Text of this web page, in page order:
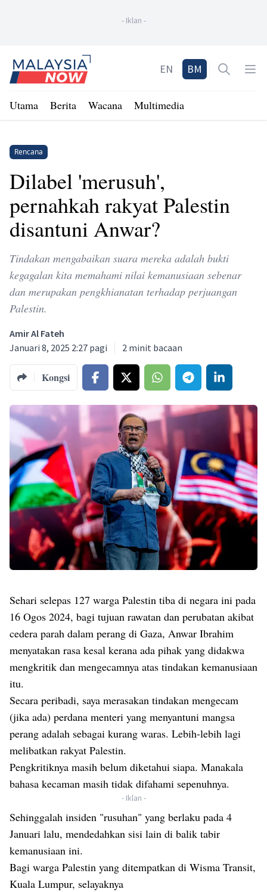
- Iklan -
Home
EN BM Open
Utama Berita Wacana Multimedia
Rencana
Dilabel 'merusuh',
pernahkah rakyat Palestin
disantuni Anwar?
Tindakan mengabaikan suara mereka adalah bukti
kegagalan kita memahami nilai kemanusiaan sebenar
dan merupakan pengkhianatan terhadap perjuangan
Palestin.
Amir Al Fateh
Januari 8, 2025 2:27 pagi
2 minit bacaan
Kongsi
Sehari selepas 127 warga Palestin tiba di negara ini pada
16 Ogos 2024, bagi tujuan rawatan dan perubatan akibat
cedera parah dalam perang di Gaza, Anwar Ibrahim
menyatakan rasa kesal kerana ada pihak yang didakwa
mengkritik dan mengecamnya atas tindakan kemanusiaan
itu.
Secara peribadi, saya merasakan tindakan mengecam
(jika ada) perdana menteri yang menyantuni mangsa
perang adalah sebagai kurang waras. Lebih-lebih lagi
melibatkan rakyat Palestin.
Pengkritiknya masih belum diketahui siapa. Manakala
bahasa kecaman masih tidak difahami sepenuhnya.
- Iklan -
Sehinggalah insiden "rusuhan" yang berlaku pada 4
Januari lalu, mendedahkan sisi lain di balik tabir
kemanusiaan ini.
Bagi warga Palestin yang ditempatkan di Wisma Transit,
Kuala Lumpur, selayaknya